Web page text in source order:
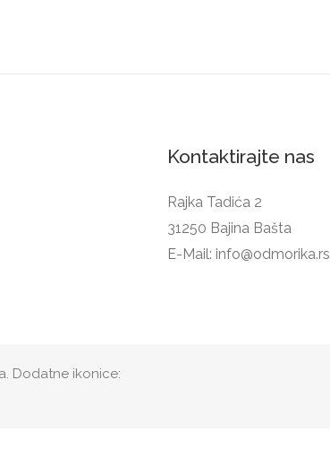
Kontaktirajte nas
Rajka Tadića 2
31250 Bajina Bašta
E-Mail: info@odmorika.rs
Dodatne ikonice: